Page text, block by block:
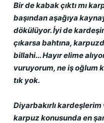
Bir de kabak çıktı mı
başından aşağıya
dökülüyor. İyi de
çıkarsa bahtına,
billahi... Hayır elime
vuruyorum, ne iş oğlum
tık yok.
Diyarbakırlı
karpuz konusunda en